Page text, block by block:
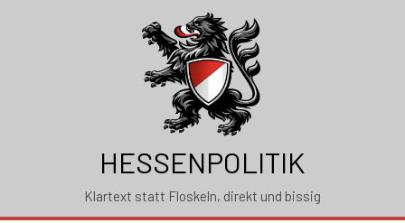
HESSENPOLITIK
Klartext statt Floskeln, direkt und bissig